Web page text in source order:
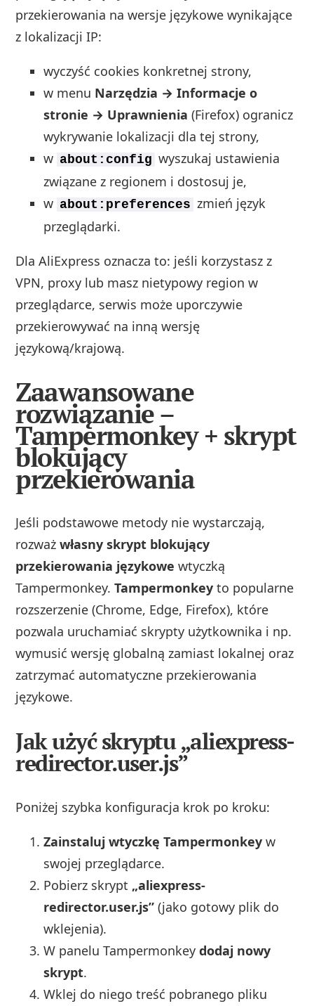
przekierowania na wersje językowe wynikające
z lokalizacji IP:
wyczyść cookies konkretnej strony,
w menu Narzędzia → Informacje o
stronie → Uprawnienia (Firefox) ogranicz
wykrywanie lokalizacji dla tej strony,
w about:config wyszukaj ustawienia
związane z regionem i dostosuj je,
w about:preferences zmień język
przeglądarki.
Dla AliExpress oznacza to: jeśli korzystasz z
VPN, proxy lub masz nietypowy region w
przeglądarce, serwis może uporczywie
przekierowywać na inną wersję
językową/krajową.
Zaawansowane
rozwiązanie –
Tampermonkey + skrypt
blokujący
przekierowania
Jeśli podstawowe metody nie wystarczają,
rozważwłasny skrypt blokujący
przekierowania językowe wtyczką
Tampermonkey.Tampermonkey to popularne
rozszerzenie (Chrome, Edge, Firefox), które
pozwala uruchamiać skrypty użytkownika i np.
wymusić wersję globalną zamiast lokalnej oraz
zatrzymać automatyczne przekierowania
językowe.
Jak użyć skryptu „aliexpress-
redirector.user.js”
Poniżej szybka konfiguracja krok po kroku:
Zainstaluj wtyczkę Tampermonkey w
swojej przeglądarce.
Pobierz skrypt „aliexpress-
redirector.user.js” (jako gotowy plik do
wklejenia).
W panelu Tampermonkeydodaj nowy
skrypt.
Wklej do niego treść pobranego pliku